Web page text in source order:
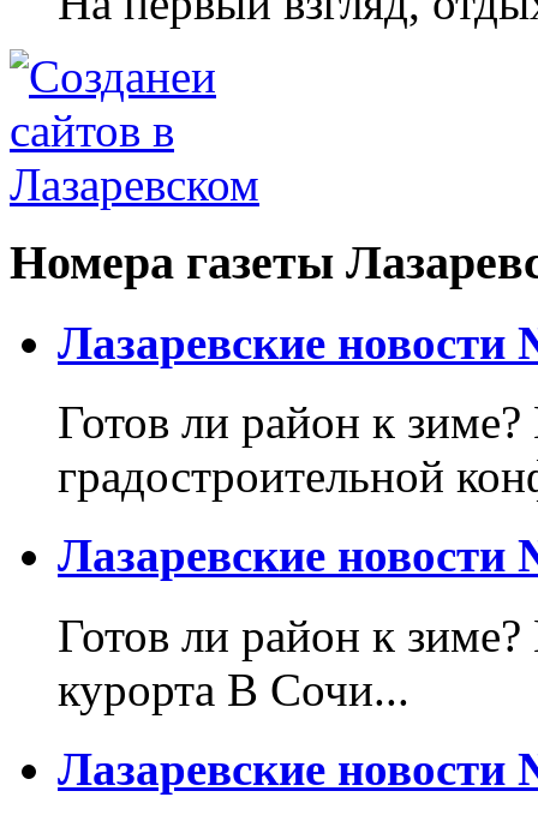
Номера газеты
Лазаревские новости
Готов ли район к зиме?
градостроительной
Лазаревские новости
Готов ли район к
курорта В Сочи...
Лазаревские новости